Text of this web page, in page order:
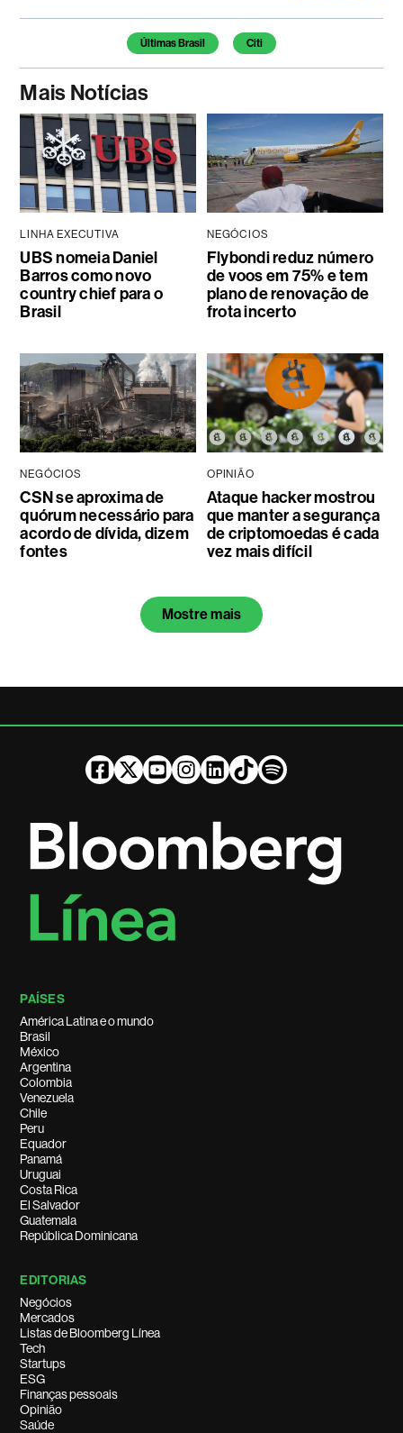
Temas deste artigoÚltimas Brasil Citi
Mais Notícias
LINHA EXECUTIVA
UBS nomeia Daniel
Barros como novo
country chief para o
Brasil
NEGÓCIOS
Flybondi reduz número
de voos em 75% e tem
plano de renovação de
frota incerto
NEGÓCIOS
CSN se aproxima de
quórum necessário para
acordo de dívida, dizem
fontes
OPINIÃO
Ataque hacker mostrou
que manter a segurança
de criptomoedas é cada
vez mais difícil
Mostre mais
PAÍSES
América Latina e o mundo
Brasil
México
Argentina
Colombia
Venezuela
Chile
Peru
Equador
Panamá
Uruguai
Costa Rica
El Salvador
Guatemala
República Dominicana
EDITORIAS
Negócios
Mercados
Listas de Bloomberg Línea
Tech
Startups
ESG
Finanças pessoais
Opinião
Saúde